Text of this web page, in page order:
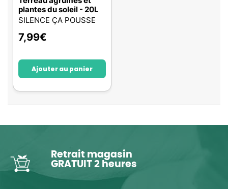
plantes du soleil - 20L
SILENCE ÇA POUSSE
7,99€
Ajouter au panier
Retrait magasin
GRATUIT 2 heures